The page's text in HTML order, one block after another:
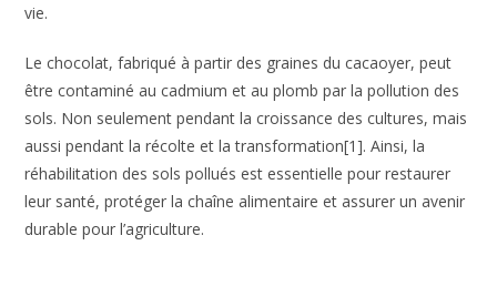
vie.
Le chocolat, fabriqué à partir des graines du cacaoyer, peut
être contaminé au cadmium et au plomb par la pollution des
sols. Non seulement pendant la croissance des cultures, mais
aussi pendant la récolte et la transformation[1]. Ainsi, la
réhabilitation des sols pollués est essentielle pour restaurer
leur santé, protéger la chaîne alimentaire et assurer un avenir
durable pour l’agriculture.